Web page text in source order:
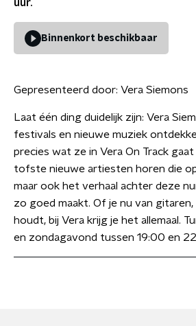
uur.
Binnenkort beschikbaar
Gepresenteerd door: Vera Siemons
Laat één ding duidelijk zijn: Vera
festivals en nieuwe muziek
precies wat ze in Vera On Track
tofste nieuwe artiesten horen die
maar ook het verhaal achter deze
zo goed maakt. Of je nu van
houdt, bij Vera krijg je het allemaal.
en zondagavond tussen 19:00 en